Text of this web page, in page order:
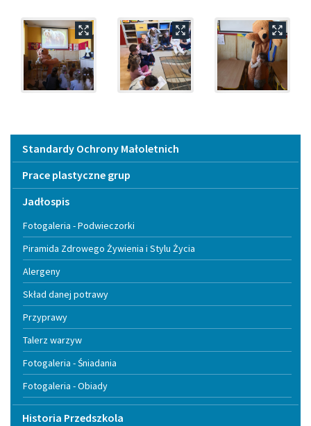
Menu
Standardy Ochrony Małoletnich
Prace plastyczne grup
Jadłospis
Fotogaleria - Podwieczorki
Piramida Zdrowego Żywienia i Stylu Życia
Alergeny
Skład danej potrawy
Przyprawy
Talerz warzyw
Fotogaleria - Śniadania
Fotogaleria - Obiady
Historia Przedszkola